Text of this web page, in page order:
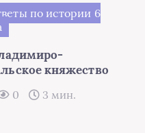
по истории 6
княжество
0 3 мин.